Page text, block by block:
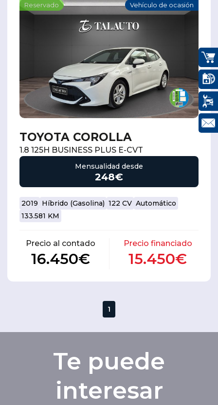
Reservado Vehículo de ocasión
TOYOTA COROLLA
1.8 125H BUSINESS PLUS E-CVT
Mensualidad desde
248€
2019 Híbrido (Gasolina) 122 CV Automático
133.581 KM
Precio al contado
16.450€
Precio financiado
15.450€
1
Te puede
interesar